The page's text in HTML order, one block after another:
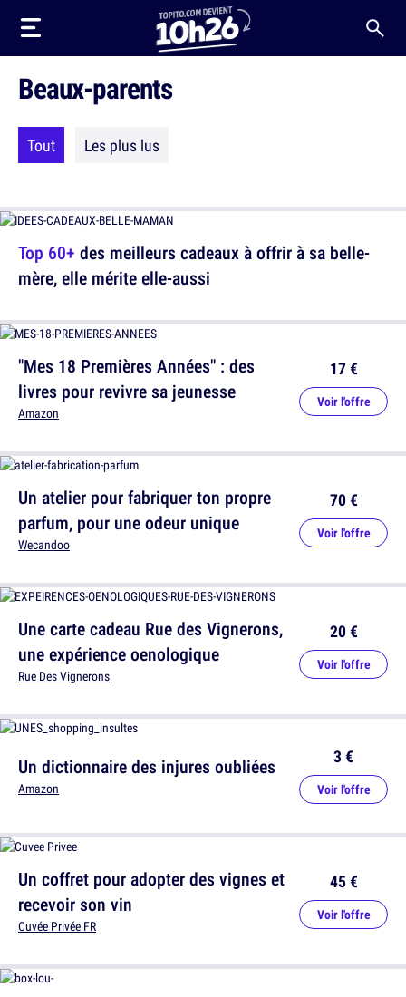
Beaux-parents
Tout Les plus lus
Top 60+ des meilleurs cadeaux à offrir à sa belle-
mère, elle mérite elle-aussi
"Mes 18 Premières Années" : des
livres pour revivre sa jeunesse
Amazon
17 €
Voir l'offre
Une carte cadeau Rue des Vignerons,
une expérience oenologique
Rue Des Vignerons
20 €
Voir l'offre
Un atelier pour fabriquer ton propre
parfum, pour une odeur unique
Wecandoo
70 €
Voir l'offre
Un dictionnaire des injures oubliées
Amazon
3 €
Voir l'offre
Un coffret pour adopter des vignes et
recevoir son vin
Cuvée Privée FR
45 €
Voir l'offre